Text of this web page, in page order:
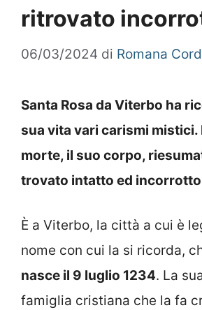
ritrovato
06/03/2024 di Romana
Santa Rosa da Viterbo ha
sua vita vari carismi mistici.
morte, il suo corpo,
trovato intatto ed
È a Viterbo, la città a cui è
nome con cui la si ricorda,
nasce il 9 luglio 1234. La
famiglia cristiana che la fa